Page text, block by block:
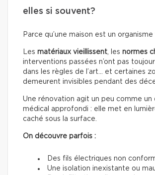
elles si souvent?
Parce qu’une maison est un organisme
Les matériaux vieillissent, les normes
interventions passées n’ont pas
dans les règles de l’art… et certaines
demeurent invisibles pendant des
Une rénovation agit un peu comme un
médical approfondi : elle met en
caché sous la surface.
On découvre parfois :
Des fils électriques non
Une isolation inexistante ou